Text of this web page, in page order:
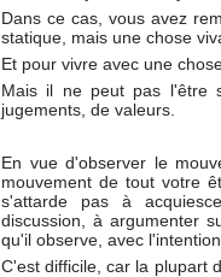
Dans ce cas, vous avez
statique, mais une chose
Et pour vivre avec une
Mais il ne peut pas l'être
jugements, de valeurs.
En vue d'observer le
mouvement de tout votre
s'attarde pas à
discussion, à argumenter
qu'il observe, avec
C'est difficile, car la plupart